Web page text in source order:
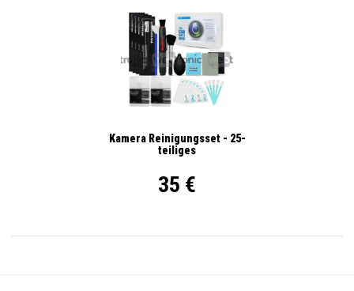
Kamera Reinigungsset - 25-
teiliges
35 €